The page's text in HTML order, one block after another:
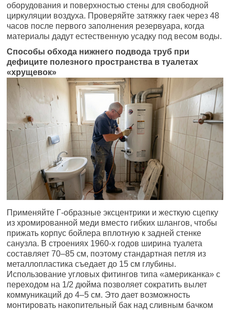
оборудования и поверхностью стены для свободной
циркуляции воздуха. Проверяйте затяжку гаек через 48
часов после первого заполнения резервуара, когда
материалы дадут естественную усадку под весом воды.
Способы обхода нижнего подвода труб при
дефиците полезного пространства в туалетах
«хрущевок»
Применяйте Г-образные эксцентрики и жесткую сцепку
из хромированной меди вместо гибких шлангов, чтобы
прижать корпус бойлера вплотную к задней стенке
санузла. В строениях 1960-х годов ширина туалета
составляет 70–85 см, поэтому стандартная петля из
металлопластика съедает до 15 см глубины.
Использование угловых фитингов типа «американка» с
переходом на 1/2 дюйма позволяет сократить вылет
коммуникаций до 4–5 см. Это дает возможность
монтировать накопительный бак над сливным бачком